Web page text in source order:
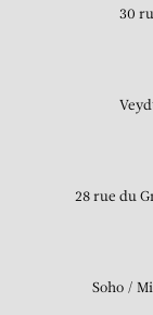
30
28 rue du
Soho /